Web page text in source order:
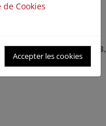
mardi, décembre 03,
Cookies
Accepter les cookies